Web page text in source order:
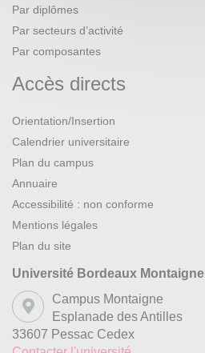
Par diplômes
Par secteurs d’activité
Par composantes
Accès directs
Orientation/Insertion
Calendrier universitaire
Plan du campus
Annuaire
Accessibilité : non conforme
Mentions légales
Plan du site
Université Bordeaux Montaigne
Campus Montaigne
Esplanade des Antilles
33607 Pessac Cedex